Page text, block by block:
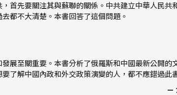
首先要關注其與蘇聯的關係。中共建立中華人民
都不大清楚。本書回答了這個問題。
展至關重要。本書分析了俄羅斯和中國最新公開
了解中國內政和外交政策演變的人，都不應錯過此
—